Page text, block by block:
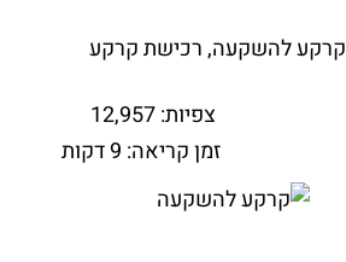
קרקע להשקעה,רכישת קרקע
צפיות:12,957
זמן קריאה: 9דקות